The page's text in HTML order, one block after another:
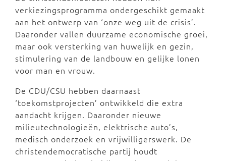
verkiezingsprogramma ondergeschikt gemaakt
aan het ontwerp van ‘onze weg uit de crisis’.
Daaronder vallen duurzame economische groei,
maar ook versterking van huwelijk en gezin,
stimulering van de landbouw en gelijke lonen
voor man en vrouw.
De CDU/CSU hebben daarnaast
‘toekomstprojecten’ ontwikkeld die extra
aandacht krijgen. Daaronder nieuwe
milieutechnologieën, elektrische auto’s,
medisch onderzoek en vrijwilligerswerk. De
christendemocratische partij houdt